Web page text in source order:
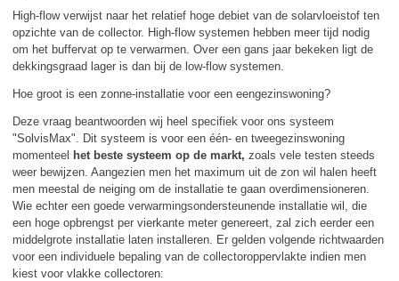
High-flow verwijst naar het relatief hoge debiet van de solarvloeistof ten
opzichte van de collector. High-flow systemen hebben meer tijd nodig
om het buffervat op te verwarmen. Over een gans jaar bekeken ligt de
dekkingsgraad lager is dan bij de low-flow systemen.
Hoe groot is een zonne-installatie voor een eengezinswoning?
Deze vraag beantwoorden wij heel specifiek voor ons systeem
"SolvisMax". Dit systeem is voor een één- en tweegezinswoning
momenteel het beste systeem op de markt, zoals vele testen steeds
weer bewijzen. Aangezien men het maximum uit de zon wil halen heeft
men meestal de neiging om de installatie te gaan overdimensioneren.
Wie echter een goede verwarmingsondersteunende installatie wil, die
een hoge opbrengst per vierkante meter genereert, zal zich eerder een
middelgrote installatie laten installeren. Er gelden volgende richtwaarden
voor een individuele bepaling van de collectoroppervlakte indien men
kiest voor vlakke collectoren: